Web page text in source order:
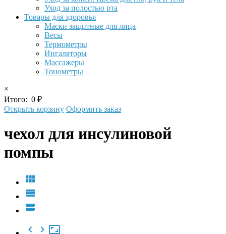
Уход за полостью рта
Товары для здоровья
Маски защитные для лица
Весы
Термометры
Ингаляторы
Массажеры
Тонометры
×
Итого: 0 ₽
Открыть корзину Оформить заказ
чехол для инсулиновой
помпы




 